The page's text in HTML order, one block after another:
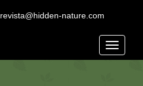
revista@hidden-nature.com
Toggle